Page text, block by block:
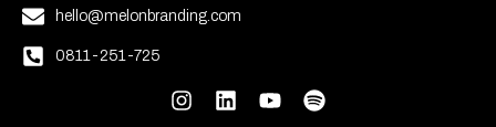
hello@melonbranding.com
0811-251-725